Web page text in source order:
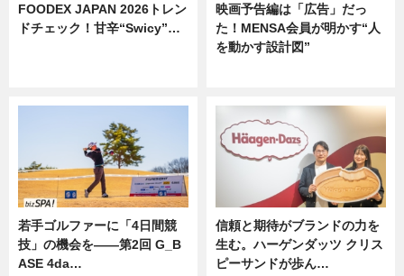
FOODEX JAPAN 2026トレン
ドチェック！甘辛“Swicy”…
映画予告編は「広告」だっ
た！MENSA会員が明かす“人
を動かす設計図”
若手ゴルファーに「4日間競
技」の機会を——第2回 G_B
ASE 4da…
信頼と期待がブランドの力を
生む。ハーゲンダッツ クリス
ピーサンドが歩ん…